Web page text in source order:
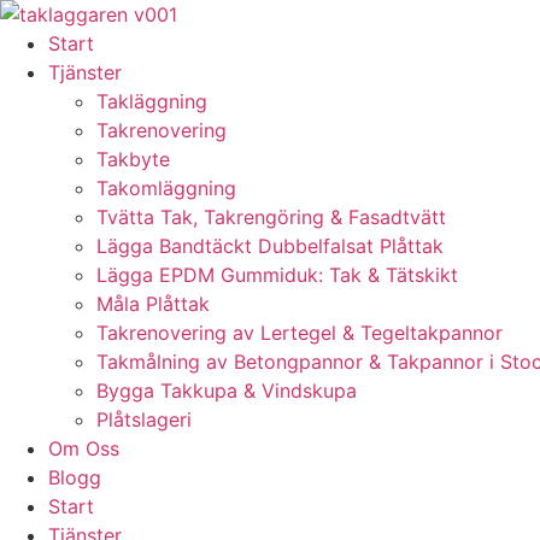
Skip
content
Start
Tjänster
Takläggning
Takrenovering
Takbyte
Takomläggning
Tvätta Tak, Takrengöring & Fasadtvätt
Lägga Bandtäckt Dubbelfalsat Plåttak
Lägga EPDM Gummiduk: Tak & Tätskikt
Måla Plåttak
Takrenovering av Lertegel & Tegeltakpannor
Takmålning av Betongpannor & Takpannor i
Bygga Takkupa & Vindskupa
Plåtslageri
Om Oss
Blogg
Start
Tjänster